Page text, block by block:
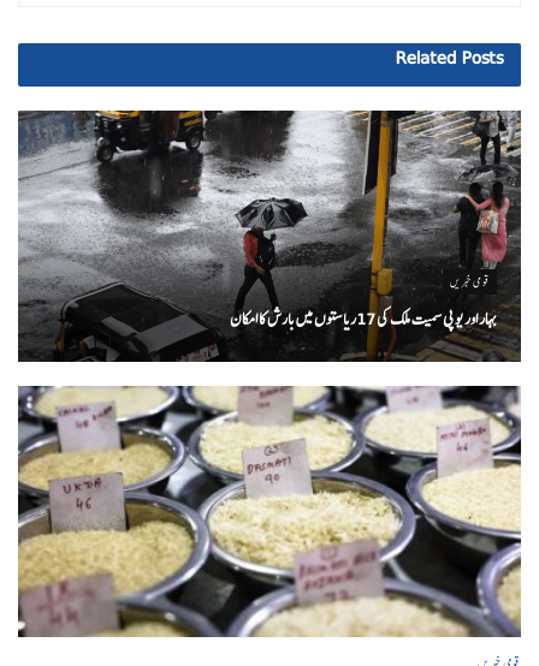
Related Posts
قومی خبریں
بہار اور یو پی سمیت ملک کی 17ریاستوں میں بارش کا امکان